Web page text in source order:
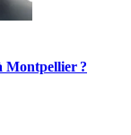
Montpellier ?